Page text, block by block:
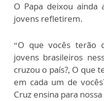
O Papa deixou ainda
jovens refletirem.
“O que vocês terão
jovens brasileiros
cruzou o país?, O que
em cada um de
Cruz ensina para